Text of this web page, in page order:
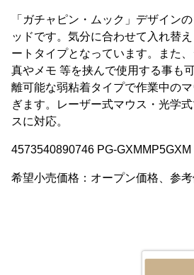
「ガチャピン・ムック」デザイン
ッドです。気分に合わせて入れ替
ートタイプとなっています。また
真やメモ 等を挟んで使用する事も
離可能な弱粘着タイプで作業中の
ぎます。レーザー式マウス・光学
スに対応。
4573540890746 PG-
希望小売価格：オープン価格、参